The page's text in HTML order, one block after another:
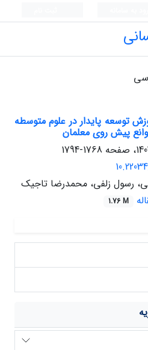
توسعه پایدار در علوم متوسطه
پیش روی معلمان
1768-1794
رسول زلفی، محمدرضا تاجیک
1.76 M